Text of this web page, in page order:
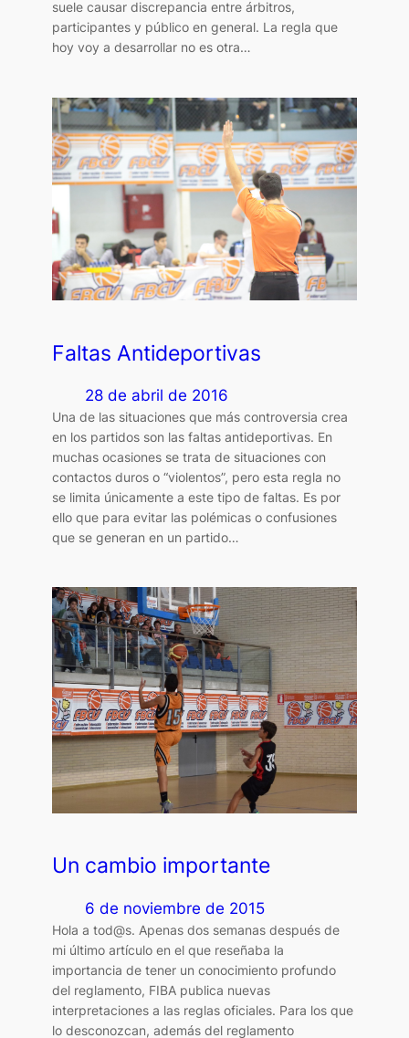
suele causar discrepancia entre árbitros,
participantes y público en general. La regla que
hoy voy a desarrollar no es otra…
Faltas Antideportivas
28 de abril de 2016
Una de las situaciones que más controversia crea
en los partidos son las faltas antideportivas. En
muchas ocasiones se trata de situaciones con
contactos duros o “violentos”, pero esta regla no
se limita únicamente a este tipo de faltas. Es por
ello que para evitar las polémicas o confusiones
que se generan en un partido…
Un cambio importante
6 de noviembre de 2015
Hola a tod@s. Apenas dos semanas después de
mi último artículo en el que reseñaba la
importancia de tener un conocimiento profundo
del reglamento, FIBA publica nuevas
interpretaciones a las reglas oficiales. Para los que
lo desconozcan, además del reglamento